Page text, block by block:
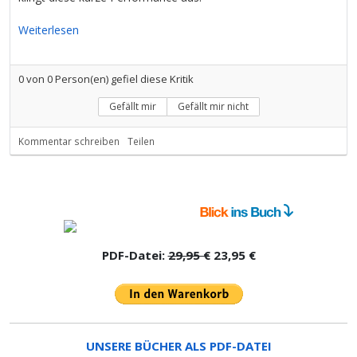
Weiterlesen
0von 0Person(en) gefiel diese Kritik
Gefällt mir Gefällt mir nicht
Kommentar schreiben Teilen
PDF-Datei:29,95 €23,95 €
UNSERE BÜCHER ALS PDF-DATEI